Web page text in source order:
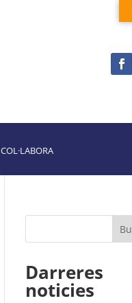
COL·LABORA
Darreres
noticies